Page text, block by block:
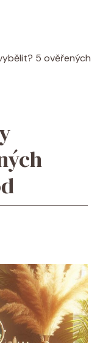
5 ověřených